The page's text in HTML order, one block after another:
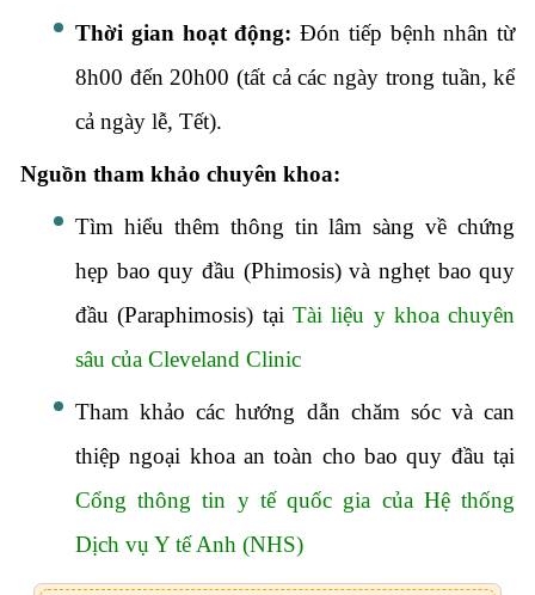
Thời gian hoạt động: Đón tiếp bệnh nhân từ
8h00 đến 20h00 (tất cả các ngày trong tuần, kể
cả ngày lễ, Tết).
Nguồn tham khảo chuyên khoa:
Tìm hiểu thêm thông tin lâm sàng về chứng
hẹp bao quy đầu (Phimosis) và nghẹt bao quy
đầu (Paraphimosis) tại Tài liệu y khoa chuyên
sâu của Cleveland Clinic
Tham khảo các hướng dẫn chăm sóc và can
thiệp ngoại khoa an toàn cho bao quy đầu tại
Cổng thông tin y tế quốc gia của Hệ thống
Dịch vụ Y tế Anh (NHS)